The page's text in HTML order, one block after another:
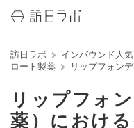
訪日ラボ インバウンド人
ロート製薬
リップフォン
リップフォ
薬）におけ